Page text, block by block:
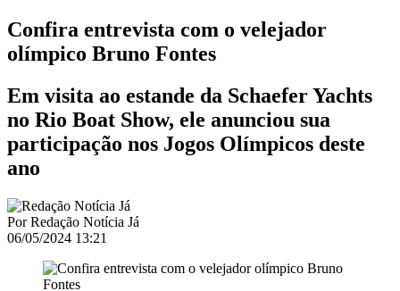
Confira entrevista com o velejador
olímpico Bruno Fontes
Em visita ao estande da Schaefer Yachts
no Rio Boat Show, ele anunciou sua
participação nos Jogos Olímpicos deste
ano
PorRedação Notícia Já
06/05/2024 13:21